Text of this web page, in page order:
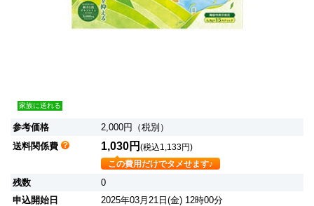
家族に送れる
参考価格
2,000円（税別）
送料関係費
1,030円 (税込1,133円)
この費用だけでタメせます♪
残数
0
申込開始日
2025年03月21日(金) 12時00分